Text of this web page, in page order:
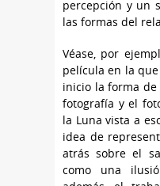
percepción y un
las formas del
Véase, por
película en la
inicio la forma
fotografía y el
la Luna vista a
idea de
atrás sobre el
como una